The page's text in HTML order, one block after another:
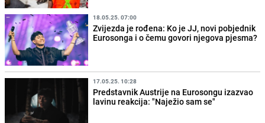
18.05.25. 07:00
Zvijezda je rođena: Ko je JJ, novi pobjednik
Eurosonga i o čemu govori njegova pjesma?
17.05.25. 10:28
Predstavnik Austrije na Eurosongu izazvao
lavinu reakcija: "Naježio sam se"